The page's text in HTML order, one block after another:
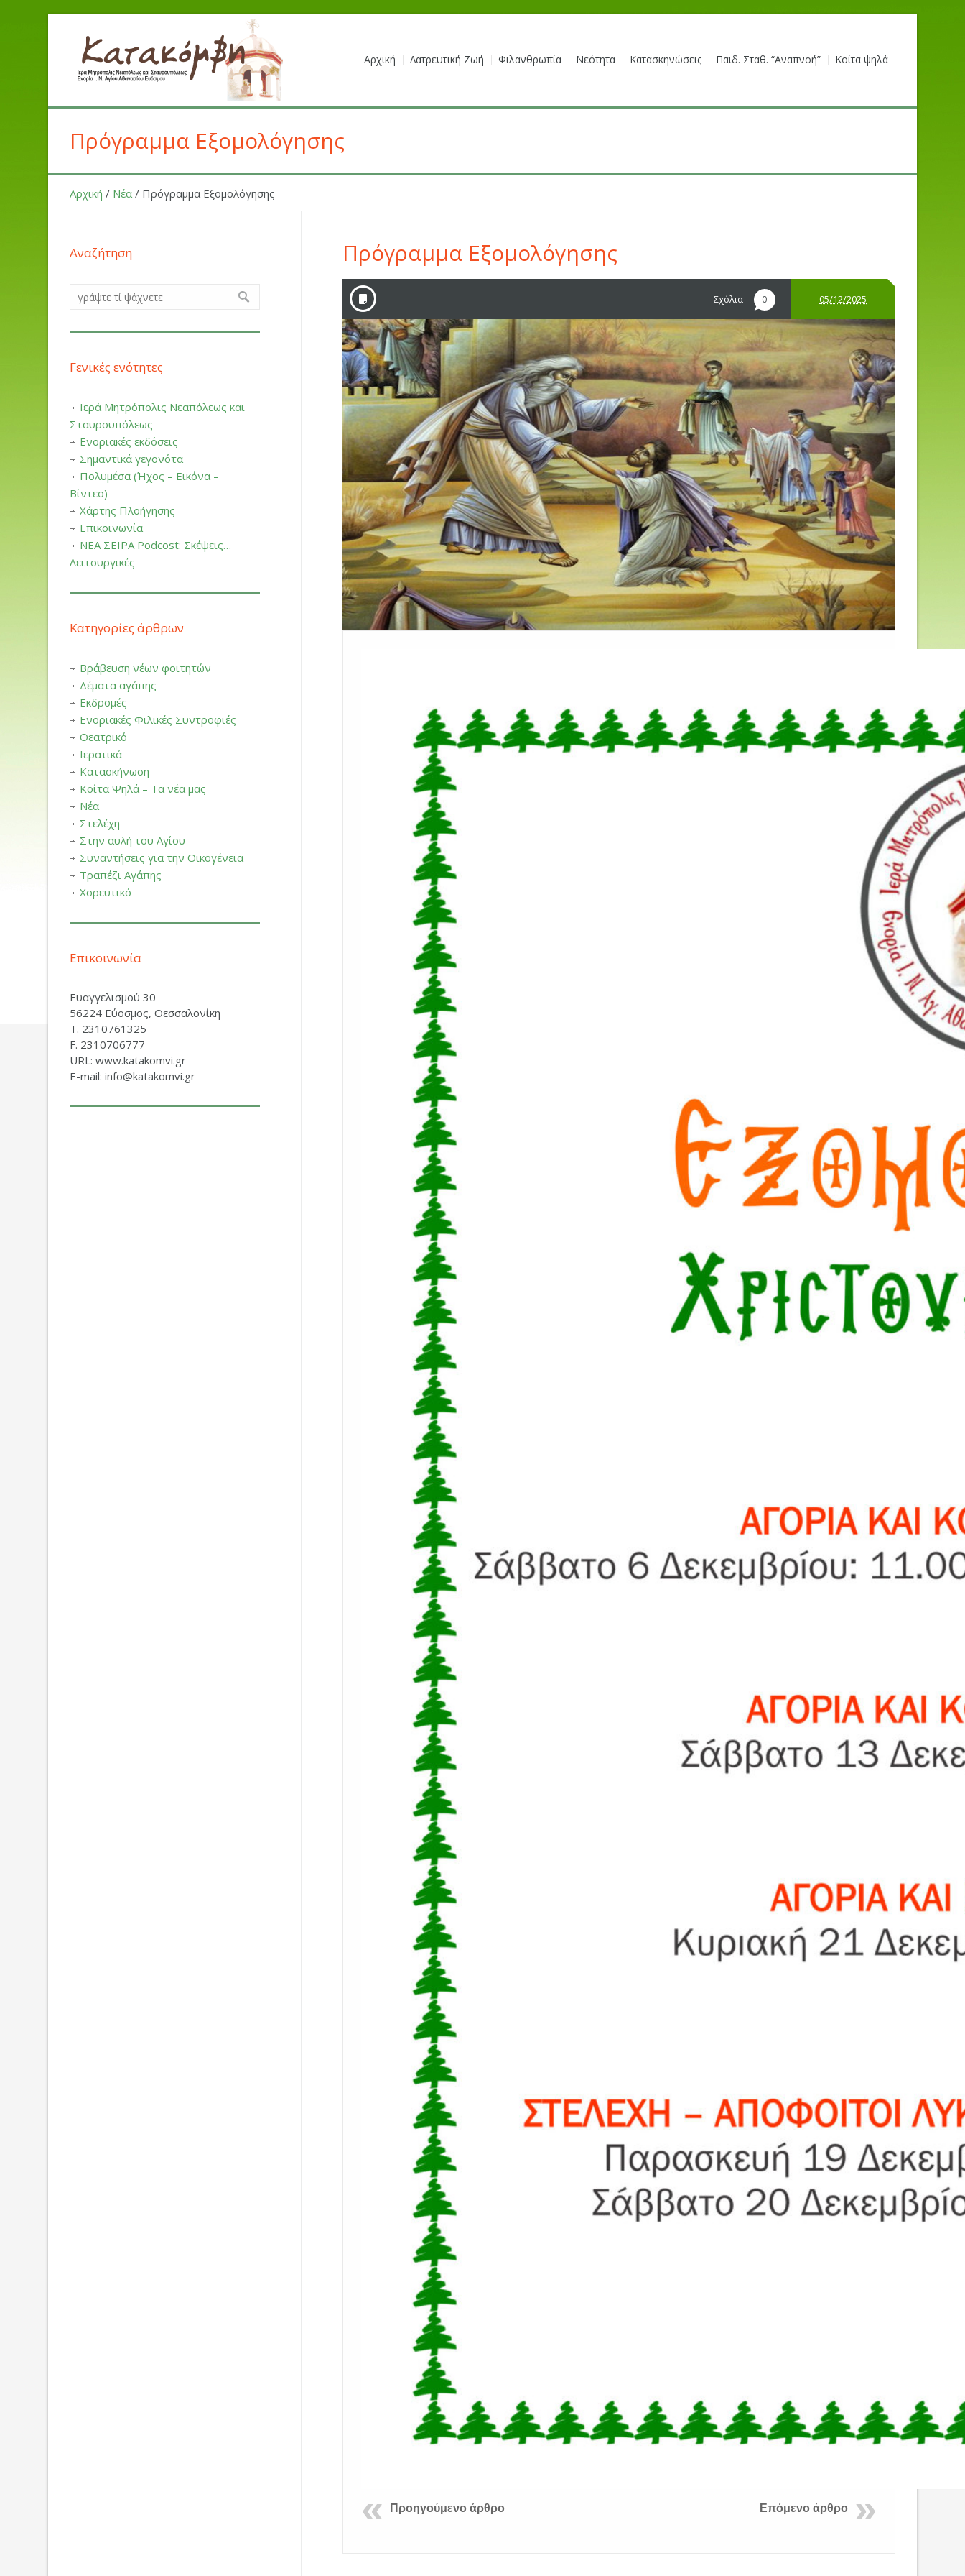
Αρχική Λατρευτική Ζωή Φιλανθρωπία Νεότητα Κατασκηνώσεις Παιδ. Σταθ. “Αναπνοή” Κοίτα ψηλά
Πρόγραμμα Εξομολόγησης
Αρχική / Νέα / Πρόγραμμα Εξομολόγησης
Πρόγραμμα Εξομολόγησης
Σχόλια 0 05/12/2025
Προηγούμενο άρθρο Επόμενο άρθρο
Αναζήτηση
Γενικές ενότητες
Ιερά Μητρόπολις Νεαπόλεως και
Σταυρουπόλεως
Ενοριακές εκδόσεις
Σημαντικά γεγονότα
Πολυμέσα (Ήχος – Εικόνα –
Βίντεο)
Χάρτης Πλοήγησης
Επικοινωνία
ΝΕΑ ΣΕΙΡΑ Podcost: Σκέψεις…
Λειτουργικές
Κατηγορίες άρθρων
Βράβευση νέων φοιτητών
Δέματα αγάπης
Εκδρομές
Ενοριακές Φιλικές Συντροφιές
Θεατρικό
Ιερατικά
Κατασκήνωση
Κοίτα Ψηλά – Τα νέα μας
Νέα
Στελέχη
Στην αυλή του Αγίου
Συναντήσεις για την Οικογένεια
Τραπέζι Αγάπης
Χορευτικό
Επικοινωνία
Ευαγγελισμού 30
56224 Εύοσμος, Θεσσαλονίκη
Τ. 2310761325
F. 2310706777
URL: www.katakomvi.gr
E-mail: info@katakomvi.gr